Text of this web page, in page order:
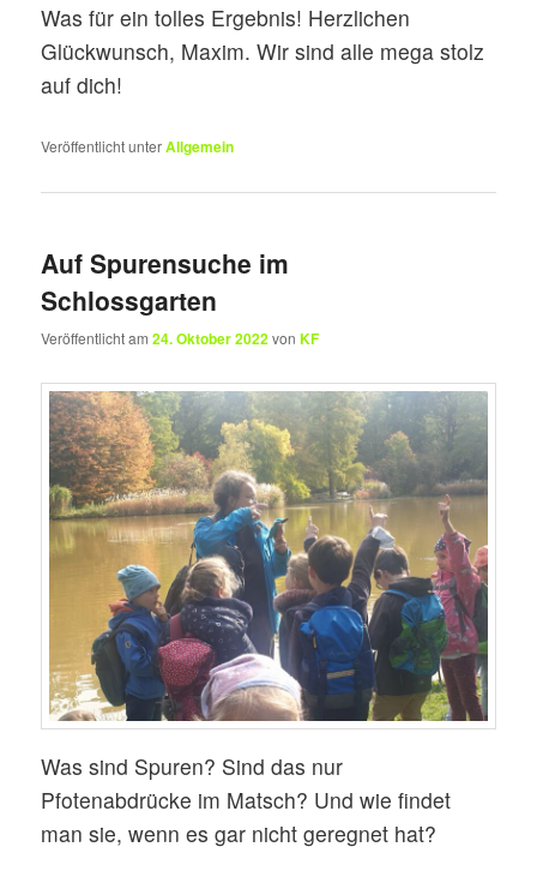
Was für ein tolles Ergebnis! Herzlichen
Glückwunsch, Maxim. Wir sind alle mega stolz
auf dich!
Veröffentlicht unterAllgemein
Auf Spurensuche im
Schlossgarten
Veröffentlicht am24. Oktober 2022vonKF
Was sind Spuren? Sind das nur
Pfotenabdrücke im Matsch? Und wie findet
man sie, wenn es gar nicht geregnet hat?